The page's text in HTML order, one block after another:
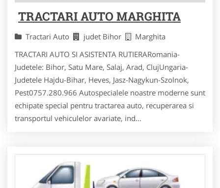
TRACTARI AUTO MARGHITA
Tractari Auto judet Bihor
Marghita
TRACTARI AUTO SI ASISTENTA RUTIERARomania-
Judetele: Bihor, Satu Mare, Salaj, Arad, ClujUngaria-
Judetele Hajdu-Bihar, Heves, Jasz-Nagykun-Szolnok,
Pest0757.280.966 Autospecialele noastre moderne sunt
echipate special pentru tractarea auto, recuperarea si
transportul vehiculelor avariate, ind...